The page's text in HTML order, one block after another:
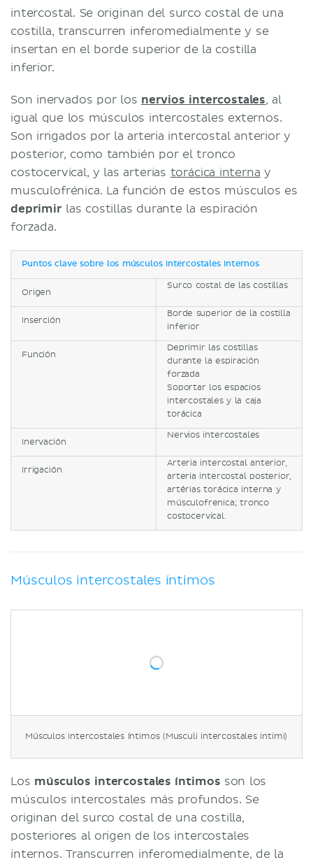
intercostal. Se originan del surco costal de una
costilla, transcurren inferomedialmente y se
insertan en el borde superior de la costilla
inferior.
Son inervados por los nervios intercostales, al
igual que los músculos intercostales externos.
Son irrigados por la arteria intercostal anterior y
posterior, como también por el tronco
costocervical, y las arterias torácica interna y
musculofrénica. La función de estos músculos es
deprimirlas costillas durante la espiración
forzada.
Puntos clave sobre los músculos intercostales internos
Origen
Surco costal de las costillas
Inserción
Borde superior de la costilla
inferior
Función
Deprimir las costillas
durante la espiración
forzada
Soportar los espacios
intercostales y la caja
torácica
Inervación
Nervios intercostales
Irrigación
Arteria intercostal anterior,
arteria intercostal posterior,
artérias torácica interna y
músculofrenica; tronco
costocervical.
Músculos intercostales íntimos
Músculos intercostales íntimos (Musculi intercostales intimi)
Los músculos intercostales íntimos son los
músculos intercostales más profundos. Se
originan del surco costal de una costilla,
posteriores al origen de los intercostales
internos. Transcurren inferomedialmente, de la